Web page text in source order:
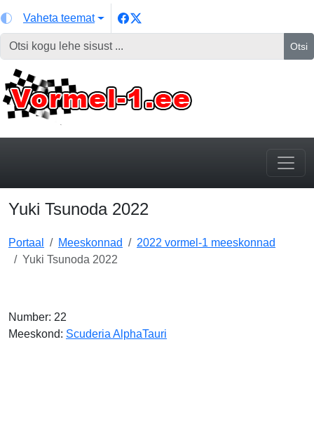
Vaheta teemat
Otsi
Yuki Tsunoda 2022
Portaal Meeskonnad
2022 vormel-1 meeskonnad
Yuki Tsunoda 2022
Number: 22
Meeskond: Scuderia AlphaTauri